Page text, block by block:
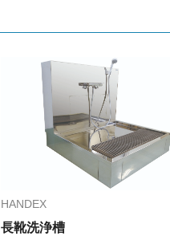
HANDEX
長靴洗浄槽